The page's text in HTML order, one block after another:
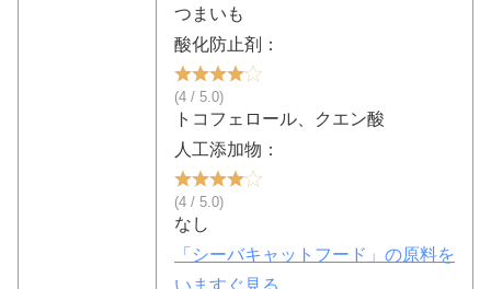
つまいも
酸化防止剤：
(4 / 5.0)
トコフェロール、クエン酸
人工添加物：
(4 / 5.0)
なし
「シーバキャットフード」の原料を
いますぐ見る